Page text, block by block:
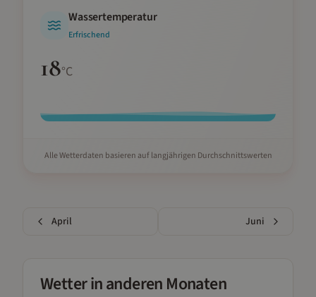
Wassertemperatur
Erfrischend
18°C
Alle Wetterdaten basieren auf langjährigen Durchschnittswerten
April Juni
Wetter in anderen Monaten